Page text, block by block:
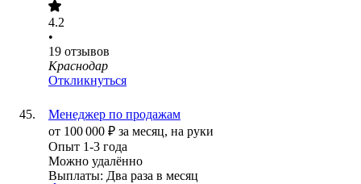
4.2
•
19 отзывов
Краснодар
Откликнуться
Менеджер по продажам
от 100 000 ₽ за месяц, на руки
Опыт 1-3 года
Можно удалённо
Выплаты: Два раза в месяц